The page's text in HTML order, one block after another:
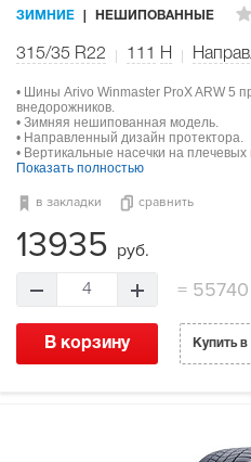
ЗИМНИЕ НЕШИПОВАННЫЕ
315/35 R22 111 H
• Шины Arivo Winmaster ProX ARW 5
внедорожников.
• Зимняя нешипованная модель.
• Направленный дизайн протектора.
• Вертикальные насечки на
Показать полностью
в закладки сравнить
13935 руб.
4 =55740
В корзину Купить